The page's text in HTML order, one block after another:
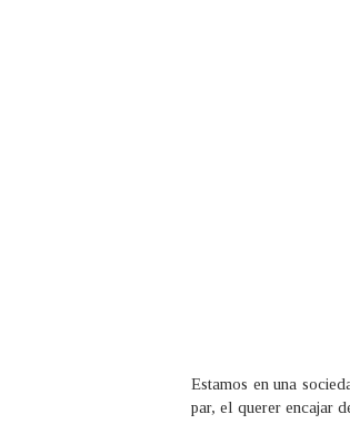
Estamos en una
par, el querer encajar